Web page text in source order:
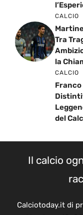
CALCIO
Tra
la
CALCIO
Franco
del
Il calcio
Calciotoday.it di